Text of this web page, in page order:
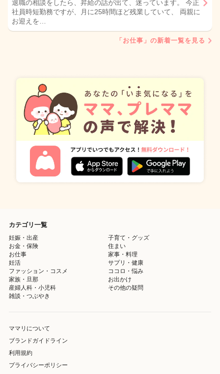
退職の相談をしたら、昇給の話が出て、迷っています。 今正
社員時短勤務ですが、月に25時間ほど残業していて、 両親に
お迎えを…
「お仕事」の新着一覧を見る
カテゴリ一覧
妊娠・出産
子育て・グッズ
お金・保険
住まい
お仕事
家事・料理
妊活
サプリ・健康
ファッション・コスメ
ココロ・悩み
家族・旦那
お出かけ
産婦人科・小児科
その他の疑問
雑談・つぶやき
ママリについて
ブランドガイドライン
利用規約
プライバシーポリシー